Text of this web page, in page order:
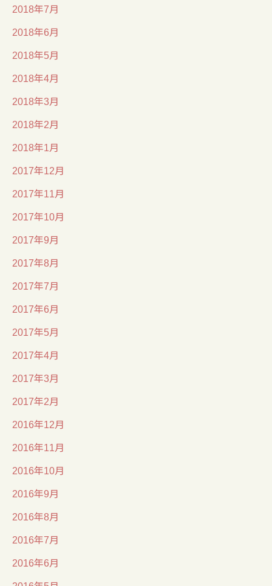
2018年7月
2018年6月
2018年5月
2018年4月
2018年3月
2018年2月
2018年1月
2017年12月
2017年11月
2017年10月
2017年9月
2017年8月
2017年7月
2017年6月
2017年5月
2017年4月
2017年3月
2017年2月
2016年12月
2016年11月
2016年10月
2016年9月
2016年8月
2016年7月
2016年6月